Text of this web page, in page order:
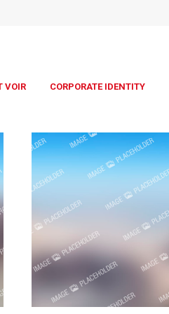
VOIR CORPORATE IDENTITY